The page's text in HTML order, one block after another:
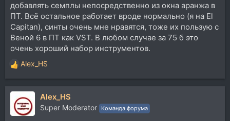
добавлять семплы непосредственно из окна аранжа в
ПТ. Всё остальное работает вроде нормально (я на El
Capitan), синты очень мне нравятся, тоже их пользую с
Веной 6 в ПТ как VST. В любом случае за 75 б это
очень хороший набор инструментов.
Р
е
а
ц
и
Alex_HS
Alex_HS
Super Moderator Команда форума